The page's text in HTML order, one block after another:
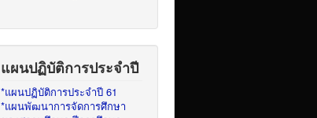
แผนปฏิบัติการประจำปี
*แผนปฏิบัติการประจำปี 61
*แผนพัฒนาการจัดการศึกษา